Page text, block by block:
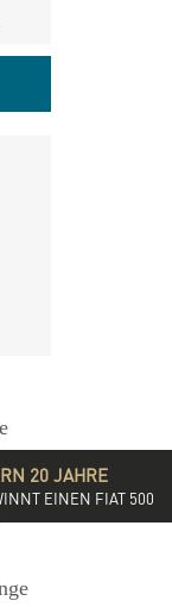
20 JAHRE
EINEN FIAT 500